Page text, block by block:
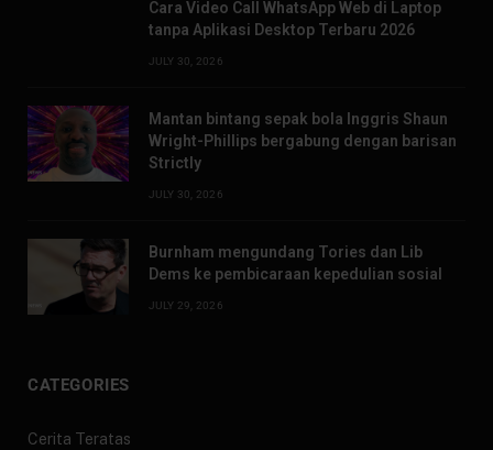
Cara Video Call WhatsApp Web di Laptop
tanpa Aplikasi Desktop Terbaru 2026
JULY 30, 2026
Mantan bintang sepak bola Inggris Shaun
Wright-Phillips bergabung dengan barisan
Strictly
JULY 30, 2026
Burnham mengundang Tories dan Lib
Dems ke pembicaraan kepedulian sosial
JULY 29, 2026
CATEGORIES
Cerita Teratas